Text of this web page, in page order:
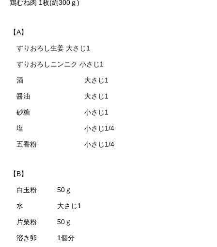
鶏むね肉 1枚(約300ｇ)
【A】
すりおろし生姜 大さじ1
すりおろしニンニク 小さじ1
酒 大さじ1
醤油 大さじ1
砂糖 小さじ1
塩 小さじ1/4
五香粉 小さじ1/4
【B】
白玉粉 50ｇ
水 大さじ1
片栗粉 50ｇ
溶き卵 1個分